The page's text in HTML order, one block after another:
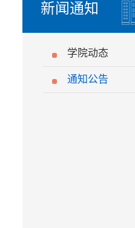
新闻通知
学院动态
通知公告